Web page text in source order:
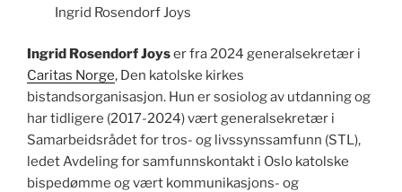
Ingrid Rosendorf Joys
Ingrid Rosendorf Joyser fra 2024 generalsekretær i
Caritas Norge, Den katolske kirkes
bistandsorganisasjon. Hun er sosiolog av utdanning og
har tidligere (2017-2024) vært generalsekretær i
Samarbeidsrådet for tros- og livssynssamfunn (STL),
ledet Avdeling for samfunnskontakt i Oslo katolske
bispedømme og vært kommunikasjons- og